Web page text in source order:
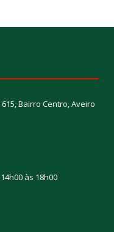
Bairro Centro, Aveiro
às 18h00